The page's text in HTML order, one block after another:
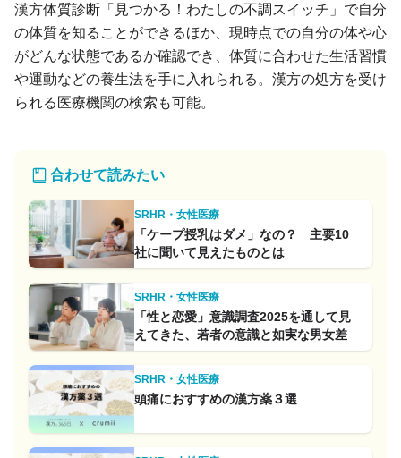
漢方体質診断「見つかる！わたしの不調スイッチ」で自分
の体質を知ることができるほか、現時点での自分の体や心
がどんな状態であるか確認でき、体質に合わせた生活習慣
や運動などの養生法を手に入れられる。漢方の処方を受け
られる医療機関の検索も可能。
合わせて読みたい
SRHR・女性医療
「ケープ授乳はダメ」なの？ 主要10
社に聞いて見えたものとは
SRHR・女性医療
「性と恋愛」意識調査2025を通して見
えてきた、若者の意識と如実な男女差
SRHR・女性医療
頭痛におすすめの漢方薬３選